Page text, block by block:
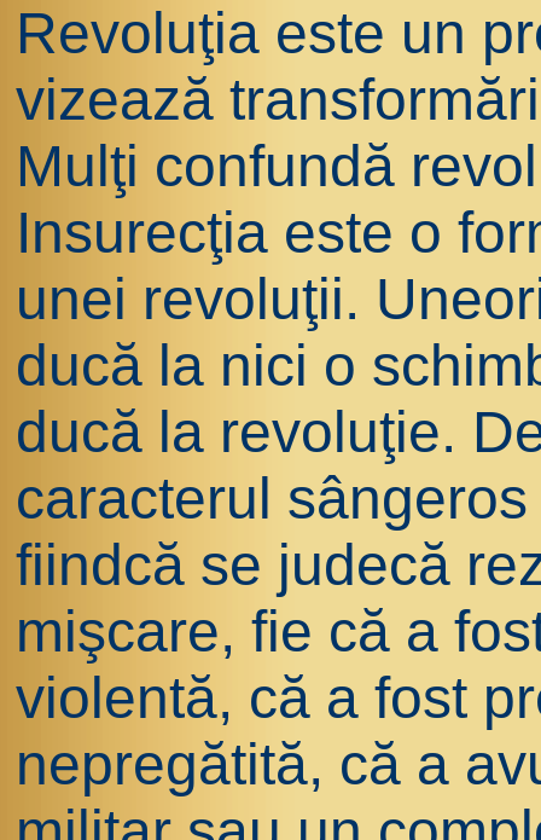
Revoluţia este un
vizează
Mulţi confundă
Insurecţia este o
unei revoluţii.
ducă la nici o
ducă la revoluţie.
caracterul
fiindcă se judecă
mişcare, fie că a
violentă, că a fost
nepregătită, că a